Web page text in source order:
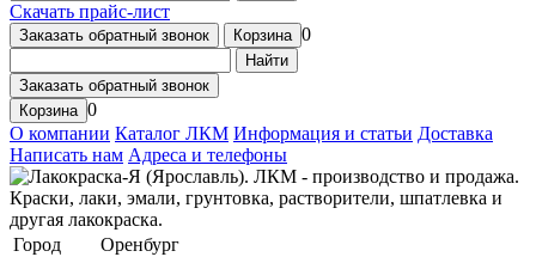
Скачать прайс-лист
Заказать обратный звонок Корзина 0
Найти
Заказать обратный звонок
Корзина 0
О компании Каталог ЛКМ Информация и статьи Доставка
Написать нам Адреса и телефоны
Город Оренбург